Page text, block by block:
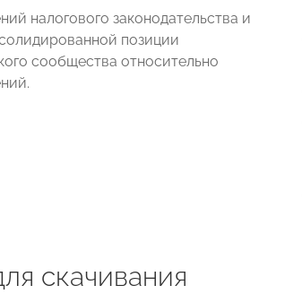
налогового законодательства и
позиции
сообщества относительно
скачивания